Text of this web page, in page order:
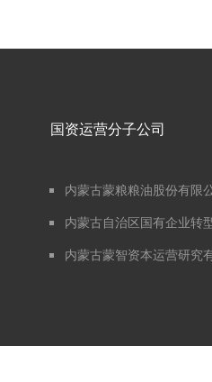
国资运营分子公司
内蒙古蒙粮粮油股份有限
内蒙古自治区国有企业转
内蒙古蒙智资本运营研究